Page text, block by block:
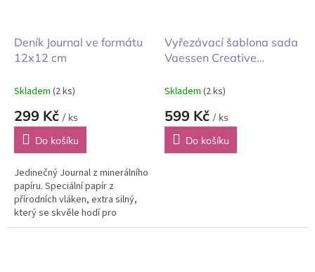
Deník Journal ve formátu
12x12 cm
Skladem (2 ks)
299 Kč / ks
Do košíku
Jedinečný Journal z minerálního
papíru. Speciální papír z
přírodních vláken, extra silný,
který se skvěle hodí pro
smíšená média. Použijte jakékoli
Vyřezávací šablona sada
Vaessen Creative
tvaru knihy 12ks
Skladem (2 ks)
599 Kč / ks
Do košíku